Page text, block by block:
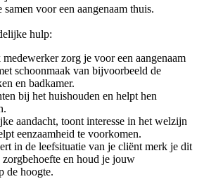
voor een aangenaam thuis.
hulp:
zorg je voor een aangenaam
schoonmaak van bijvoorbeeld de
en badkamer.
bij het huishouden en helpt hen
aandacht, toont interesse in het welzijn
eenzaamheid te voorkomen.
in de leefsituatie van je cliënt merk je dit
en houd je jouw
de hoogte.